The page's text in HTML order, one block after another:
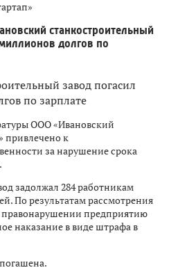
станкостроительный
долгов по
ООО «Ивановский
привлечено к
за нарушение срока
задолжал 284 работникам
По результатам рассмотрения
предприятию
наказание в виде штрафа в